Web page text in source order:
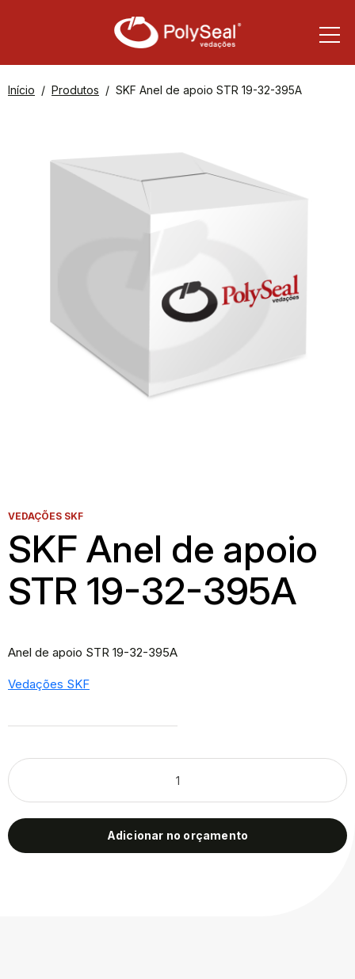
Início Produtos SKF Anel de apoio STR 19-32-395A
VEDAÇÕES SKF
SKF Anel de apoio
STR 19-32-395A
Anel de apoio STR 19-32-395A
Vedações SKF
Adicionar no orçamento